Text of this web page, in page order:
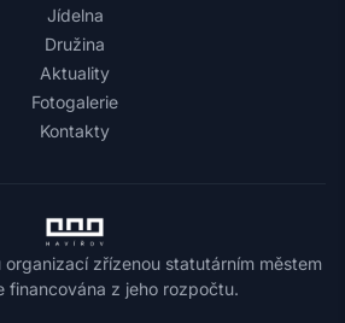
Jídelna
Družina
Aktuality
Fotogalerie
Kontakty
zřízenou statutárním městem
financována z jeho rozpočtu.